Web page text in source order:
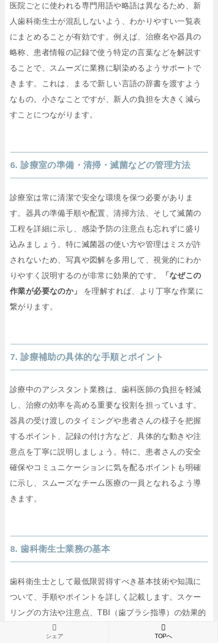
医院ごとに使われる専門用語や略語は異なるため、新
人歯科衛生士が混乱しないよう、わかりやすい一覧表
にまとめることが有効です。例えば、治療名や器具の
略称、患者情報の記録で使う特定の言葉などを解説す
ることで、スムーズに業務に馴染めるようサポートで
きます。これは、まるで新しい言語の辞書を渡すよう
なもの。小さなことですが、新人の負担を大きく減ら
すことにつながります。
6. 診療室の準備・清掃・滅菌などの管理方法
診療室は常に清潔で安全な環境を保つ必要がありま
す。器具の準備手順や配置、清掃方法、そして滅菌の
工程を詳細に示し、感染予防の注意点も忘れずに盛り
込みましょう。特に滅菌器の使い方や管理はミスが許
されないため、写真や図解を多用して、視覚的にわか
りやすく説明するのが非常に効果的です。
「なぜこの
作業が必要なのか」
を理解すれば、より丁寧な作業に
繋がります。
7. 診療補助の具体的な手順とポイント
診療中のアシスタント業務は、歯科医師の負担を軽減
し、治療の効率を高める重要な役割を担っています。
器具の受け渡しのタイミングや患者さんの様子を把握
するポイント、記録の付け方など、具体的な動きや注
意点を丁寧に説明しましょう。特に、患者さんの安全
確保やコミュニケーションに気を配るポイントも明確
に示し、スムーズなチーム医療の一員となれるよう導
きます。
8. 歯科衛生士業務の基本
歯科衛生士として最低限習得すべき基本技術や知識に
ついて、手順やポイントを詳しく記載します。スケー
リングの方法や注意点、TBI（歯ブラシ指導）の効果的
な進め方、口腔内の観察や記録の仕方など、患者さん
シェア TOPへ